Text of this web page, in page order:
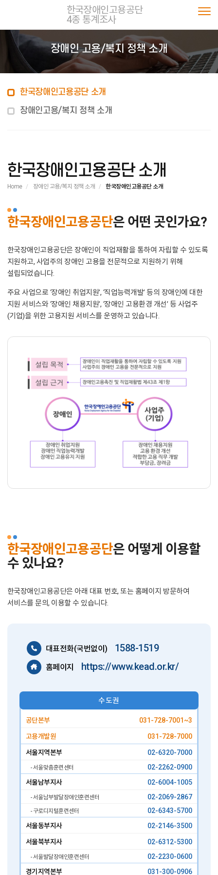
한국장애인고용공단
4종 통계조사
장애인 고용/복지 정책 소개
한국장애인고용공단 소개
장애인고용/복지 정책 소개
한국장애인고용공단 소개
Home 장애인 고용/복지 정책 소개 한국장애인고용공단 소개
한국장애인고용공단은 어떤 곳인가요?
한국장애인고용공단은 장애인이 직업재활을 통하여 자립할 수 있도록
지원하고, 사업주의 장애인 고용을 전문적으로 지원하기 위해
설립되었습니다.
주요 사업으로 ‘장애인 취업지원’, ‘직업능력개발’ 등의 장애인에 대한
지원 서비스와 ‘장애인 채용지원’, ‘장애인 고용환경 개선’ 등 사업주
(기업)을 위한 고용지원 서비스를 운영하고 있습니다.
한국장애인고용공단은 어떻게 이용할
수 있나요?
한국장애인고용공단은 아래 대표 번호, 또는 홈페이지 방문하여
서비스를 문의, 이용할 수 있습니다.
대표전화(국번없이) 1588-1519
홈페이지 https://www.kead.or.kr/
수도권
공단본부 031-728-7001~3
고용개발원 031-728-7000
서울지역본부 02-6320-7000
- 서울맞춤훈련센터
02-2262-0900
서울남부지사
02-6004-1005
- 서울남부발달장애인훈련센터 02-2069-2867
- 구로디지털훈련센터
02-6343-5700
서울동부지사
02-2146-3500
서울북부지사 02-6312-5300
- 서울발달장애인훈련센터
02-2230-0600
경기지역본부
031-300-0906